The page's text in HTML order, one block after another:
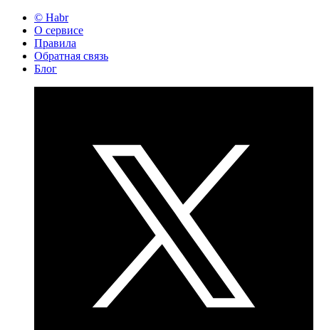
© Habr
О сервисе
Правила
Обратная связь
Блог